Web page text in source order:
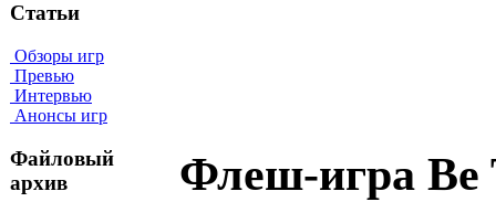
Статьи
Обзоры игр
Превью
Интервью
Анонсы игр
Файловый
архив
Флеш-игра Be